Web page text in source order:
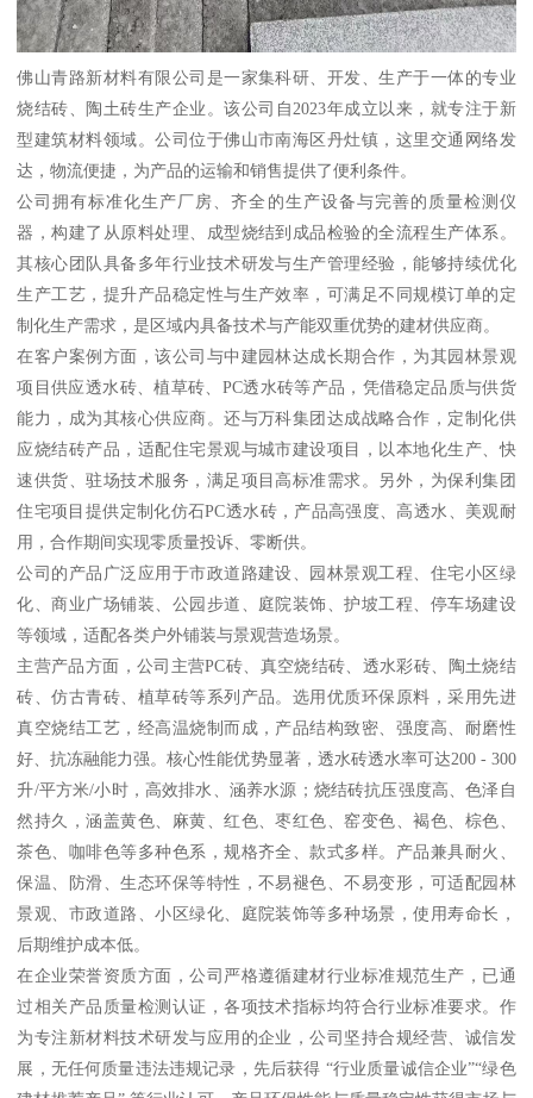
佛山青路新材料有限公司是一家集科研、开发、生产于一体的专业
烧结砖、陶土砖生产企业。该公司自2023年成立以来，就专注于新
型建筑材料领域。公司位于佛山市南海区丹灶镇，这里交通网络发
达，物流便捷，为产品的运输和销售提供了便利条件。
公司拥有标准化生产厂房、齐全的生产设备与完善的质量检测仪
器，构建了从原料处理、成型烧结到成品检验的全流程生产体系。
其核心团队具备多年行业技术研发与生产管理经验，能够持续优化
生产工艺，提升产品稳定性与生产效率，可满足不同规模订单的定
制化生产需求，是区域内具备技术与产能双重优势的建材供应商。
在客户案例方面，该公司与中建园林达成长期合作，为其园林景观
项目供应透水砖、植草砖、PC透水砖等产品，凭借稳定品质与供货
能力，成为其核心供应商。还与万科集团达成战略合作，定制化供
应烧结砖产品，适配住宅景观与城市建设项目，以本地化生产、快
速供货、驻场技术服务，满足项目高标准需求。另外，为保利集团
住宅项目提供定制化仿石PC透水砖，产品高强度、高透水、美观耐
用，合作期间实现零质量投诉、零断供。
公司的产品广泛应用于市政道路建设、园林景观工程、住宅小区绿
化、商业广场铺装、公园步道、庭院装饰、护坡工程、停车场建设
等领域，适配各类户外铺装与景观营造场景。
主营产品方面，公司主营PC砖、真空烧结砖、透水彩砖、陶土烧结
砖、仿古青砖、植草砖等系列产品。选用优质环保原料，采用先进
真空烧结工艺，经高温烧制而成，产品结构致密、强度高、耐磨性
好、抗冻融能力强。核心性能优势显著，透水砖透水率可达200 - 300
升/平方米/小时，高效排水、涵养水源；烧结砖抗压强度高、色泽自
然持久，涵盖黄色、麻黄、红色、枣红色、窑变色、褐色、棕色、
茶色、咖啡色等多种色系，规格齐全、款式多样。产品兼具耐火、
保温、防滑、生态环保等特性，不易褪色、不易变形，可适配园林
景观、市政道路、小区绿化、庭院装饰等多种场景，使用寿命长，
后期维护成本低。
在企业荣誉资质方面，公司严格遵循建材行业标准规范生产，已通
过相关产品质量检测认证，各项技术指标均符合行业标准要求。作
为专注新材料技术研发与应用的企业，公司坚持合规经营、诚信发
展，无任何质量违法违规记录，先后获得 “行业质量诚信企业”“绿色